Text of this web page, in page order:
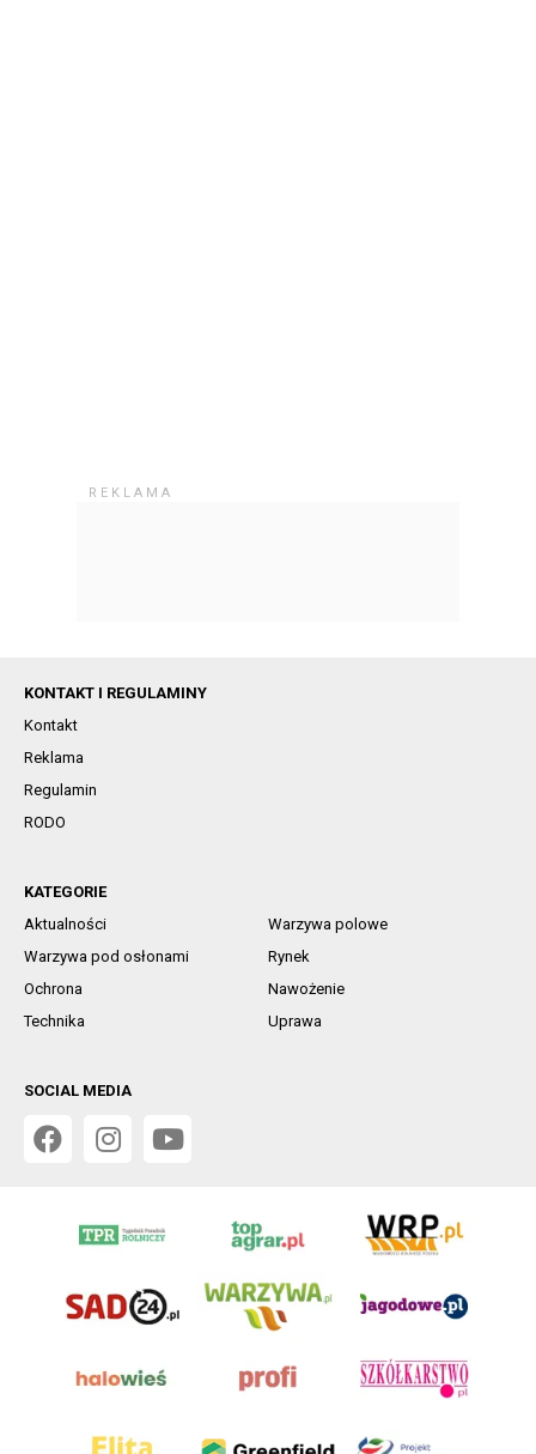
KONTAKT I REGULAMINY
Kontakt
Reklama
Regulamin
RODO
KATEGORIE
Aktualności
Warzywa polowe
Warzywa pod osłonami
Rynek
Ochrona
Nawożenie
Technika
Uprawa
SOCIAL MEDIA